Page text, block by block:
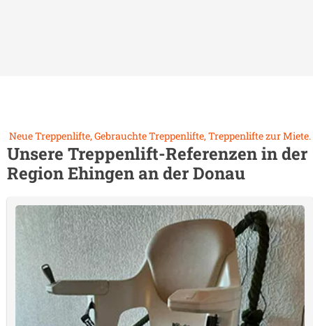
Neue Treppenlifte, Gebrauchte Treppenlifte, Treppenlifte zur Miete.
Unsere Treppenlift-Referenzen in der
RegionEhingen an der Donau